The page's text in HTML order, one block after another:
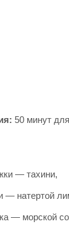
50 минут
— тахини,
— натертой
— морской